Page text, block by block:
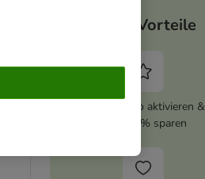
Deine Vorteile
zooplus Abo aktivieren &
immer 5% sparen